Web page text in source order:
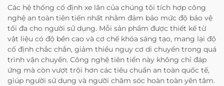
Các hệ thống cố định xe lăn của chúng tôi tích hợp công
nghệ an toàn tiên tiến nhất nhằm đảm bảo mức độ bảo vệ
tối đa cho người sử dụng. Mỗi sản phẩm được thiết kế từ
vật liệu có độ bền cao và cơ chế khóa sáng tạo, mang lại độ
cố định chắc chắn, giảm thiểu nguy cơ di chuyển trong quá
trình vận chuyển. Công nghệ tiên tiến này không chỉ đáp
ứng mà còn vượt trội hơn các tiêu chuẩn an toàn quốc tế,
giúp người sử dụng và người chăm sóc hoàn toàn yên tâm.